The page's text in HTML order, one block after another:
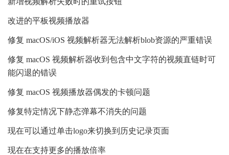
改进的平板视频播放器
修复 macOS/iOS 视频解析器无法解析blob资源的严重错误
修复 macOS 视频解析器收到包含中文字符的视频直链时可
能闪退的错误
修复 macOS 视频播放器偶发的卡顿问题
修复特定情况下静态弹幕不消失的问题
现在可以通过单击logo来切换到历史记录页面
现在在支持更多的播放倍率